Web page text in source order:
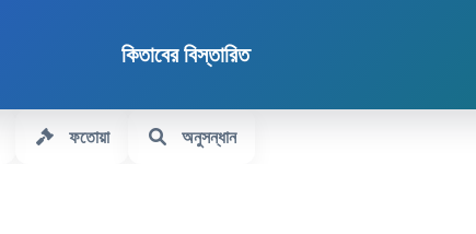
কিতাবের বিস্তারিত
ফতোয়া অনুসন্ধান